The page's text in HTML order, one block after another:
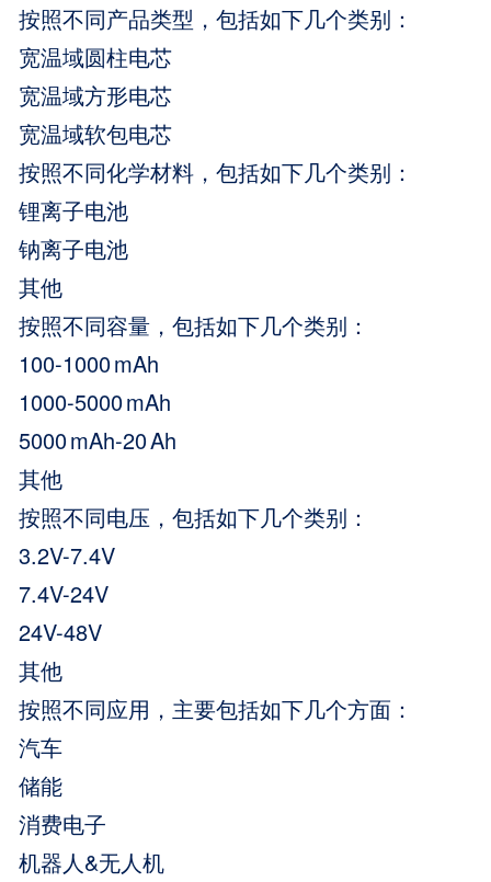
按照不同产品类型，包括如下几个类别：
宽温域圆柱电芯
宽温域方形电芯
宽温域软包电芯
按照不同化学材料，包括如下几个类别：
锂离子电池
钠离子电池
其他
按照不同容量，包括如下几个类别：
100-1000 mAh
1000-5000 mAh
5000 mAh-20 Ah
其他
按照不同电压，包括如下几个类别：
3.2V-7.4V
7.4V-24V
24V-48V
其他
按照不同应用，主要包括如下几个方面：
汽车
储能
消费电子
机器人&无人机